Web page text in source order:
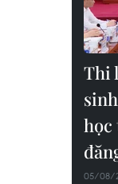
Thi
học
05/08/